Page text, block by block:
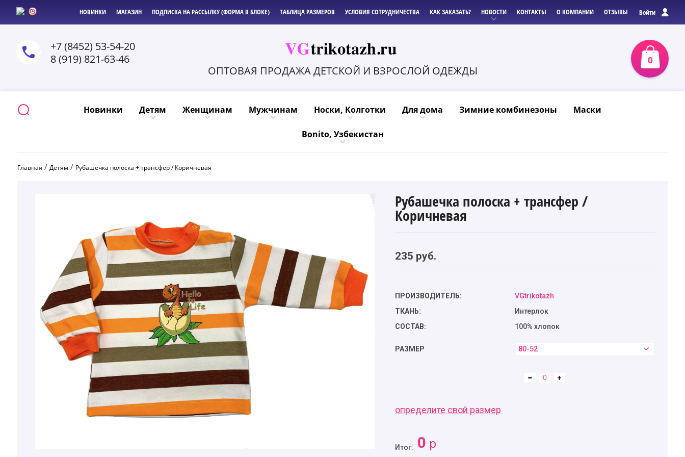
НОВИНКИ МАГАЗИН ПОДПИСКА НА РАССЫЛКУ (ФОРМА В БЛОКЕ) ТАБЛИЦА РАЗМЕРОВ УСЛОВИЯ СОТРУДНИЧЕСТВА КАК ЗАКАЗАТЬ? НОВОСТИ КОНТАКТЫ О КОМПАНИИ ОТЗЫВЫ Войти
+7 (8452) 53-54-20
8 (919) 821-63-46
ОПТОВАЯ ПРОДАЖА ДЕТСКОЙ И ВЗРОСЛОЙ ОДЕЖДЫ
0
Новинки Детям Женщинам Мужчинам Носки, Колготки Для дома Зимние комбинезоны Маски
Bonito, Узбекистан
Главная / Детям / Рубашечка полоска + трансфер / Коричневая
Рубашечка полоска + трансфер /
Коричневая
235 руб.
ПРОИЗВОДИТЕЛЬ:
VGtrikotazh
ТКАНЬ:
Интерлок
СОСТАВ:
100% хлопок
РАЗМЕР 80-52
определите свой размер
Итог: 0 р